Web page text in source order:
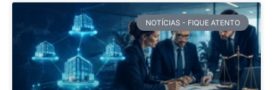
NOTÍCIAS - FIQUE ATENTO